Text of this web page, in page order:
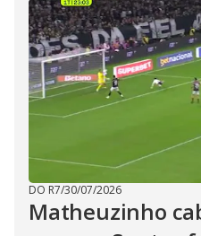
DO R7/30/07/2026
Matheuzinho